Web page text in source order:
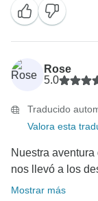
pareció
parques
una impresión
canadienses
inolvidable, y
También nos
Sabemos lo
un desayuno
visitas
Rose
5.0
Traducido
Valora esta
Nuestra
nos llevó a los
Mostrar más